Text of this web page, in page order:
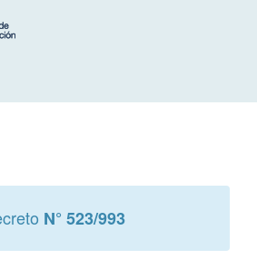
N° 523/993